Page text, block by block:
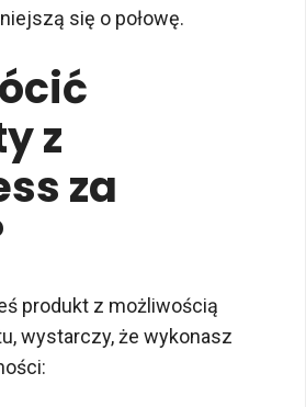
się o połowę.
z
za
produkt z możliwością
wystarczy, że wykonasz